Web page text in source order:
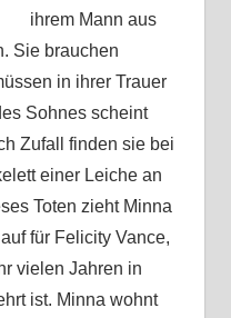
ihrem Mann aus
Sie brauchen
in ihrer Trauer
Sohnes scheint
Zufall finden sie bei
einer Leiche an
Toten zieht Minna
für Felicity Vance,
vielen Jahren in
ist. Minna wohnt